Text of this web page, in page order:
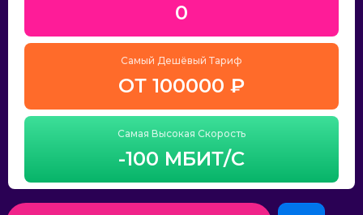
0
Самый Дешёвый Тариф
ОТ 100000 ₽
Самая Высокая Скорость
-100 МБИТ/С